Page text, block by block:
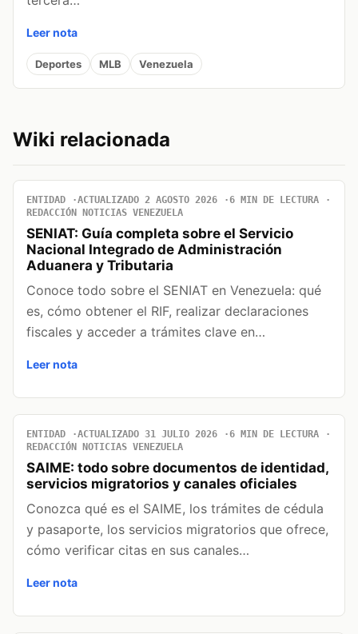
Leer nota
Deportes MLB Venezuela
Wiki relacionada
ENTIDAD ACTUALIZADO 2 AGOSTO 2026
6 MIN DE LECTURA
REDACCIÓN NOTICIAS VENEZUELA
SENIAT: Guía completa sobre el Servicio
Nacional Integrado de Administración
Aduanera y Tributaria
Conoce todo sobre el SENIAT en Venezuela: qué
es, cómo obtener el RIF, realizar declaraciones
fiscales y acceder a trámites clave en…
Leer nota
ENTIDAD ACTUALIZADO 31 JULIO 2026
6 MIN DE LECTURA
REDACCIÓN NOTICIAS VENEZUELA
SAIME: todo sobre documentos de identidad,
servicios migratorios y canales oficiales
Conozca qué es el SAIME, los trámites de cédula
y pasaporte, los servicios migratorios que ofrece,
cómo verificar citas en sus canales…
Leer nota